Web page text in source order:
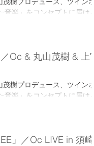
楽」をコンセプトに届ける
Oc & 丸山茂樹 & 上宮
樹プロデュース、ツインボ
楽」をコンセプトに届ける
」／Oc LIVE in 須崎